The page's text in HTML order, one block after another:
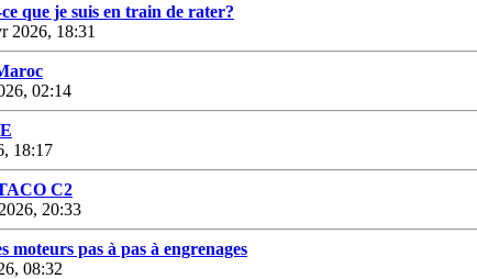
que je suis en train de rater?
2026, 18:31
02:14
18:17
C2
20:33
moteurs pas à pas à engrenages
08:32